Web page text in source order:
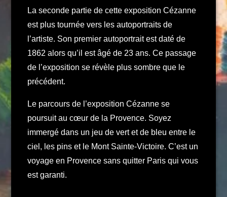
La seconde partie de cette exposition Cézanne
est plus tournée vers les autoportraits de
l’artiste. Son premier autoportrait est daté de
1862 alors qu’il est âgé de 23 ans. Ce passage
de l’exposition se révèle plus sombre que le
précédent.
Le parcours de l’exposition Cézanne se
poursuit au cœur de la Provence. Soyez
immergé dans un jeu de vert et de bleu entre le
ciel, les pins et le Mont Sainte-Victoire. C’est un
voyage en Provence sans quitter Paris qui vous
est garanti.